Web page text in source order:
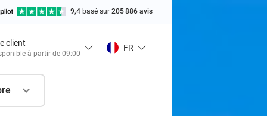
9,4 basé sur 205 886 avis
client
à partir de 09:00
FR
hotel
hotel